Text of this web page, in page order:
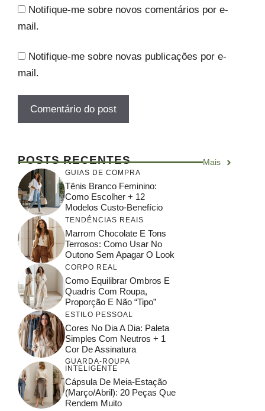
Notifique-me sobre novos comentários por e-
mail.
Notifique-me sobre novas publicações por e-
mail.
POSTS RECENTES Mais
GUIAS DE COMPRA
Tênis Branco Feminino:
Como Escolher + 12
Modelos Custo-Benefício
TENDÊNCIAS REAIS
Marrom Chocolate E Tons
Terrosos: Como Usar No
Outono Sem Apagar O Look
CORPO REAL
Como Equilibrar Ombros E
Quadris Com Roupa,
Proporção E Não “tipo”
ESTILO PESSOAL
Cores No Dia A Dia: Paleta
Simples Com Neutros + 1
Cor De Assinatura
GUARDA-ROUPA
INTELIGENTE
Cápsula De Meia-Estação
(março/abril): 20 Peças Que
Rendem Muito